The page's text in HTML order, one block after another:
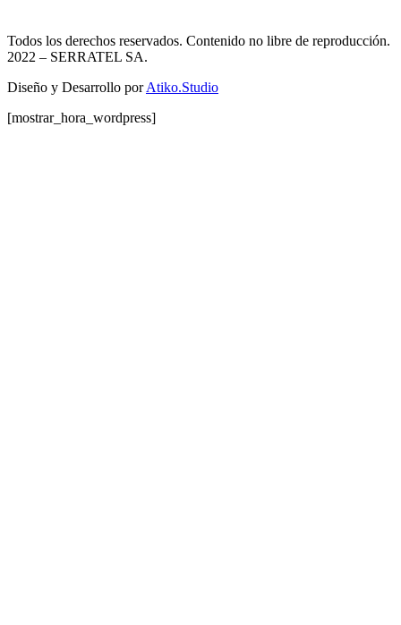
Todos los derechos reservados. Contenido no libre de reproducción.
2022 – SERRATEL SA.
Diseño y Desarrollo porAtiko.Studio
[mostrar_hora_wordpress]